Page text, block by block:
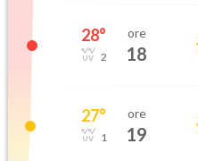
28°
2
ore
18
27°
1
ore
19